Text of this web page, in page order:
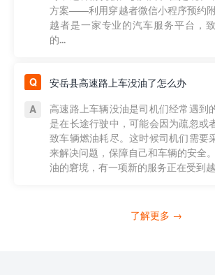
方案——利用穿越者微信小程序预约
越者是一家专业的汽车服务平台，
的...
安岳县高速路上车没油了怎么办
高速路上车辆没油是司机们经常遇到
是在长途行驶中，可能会因为疏忽或
致车辆燃油耗尽。这时候司机们需要
来解决问题，保障自己和车辆的安全
油的窘境，有一项新的服务正在受到
了解更多 →